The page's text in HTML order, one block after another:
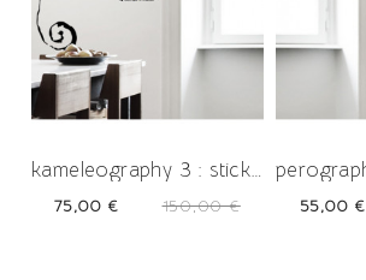
kameleography 3 : sticker œuvre...
Prix
75,00 €
Prix
150,00 € Prix
55,00 €